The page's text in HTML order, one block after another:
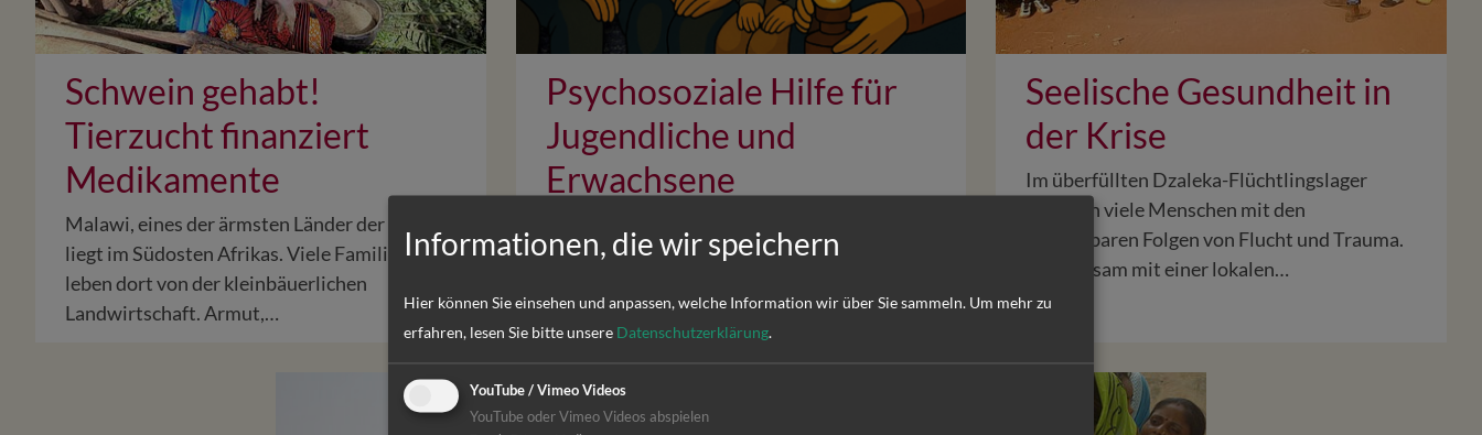
Schwein gehabt!
Tierzucht finanziert
Medikamente
Malawi, eines der ärmsten Länder der Welt,
liegt im Südosten Afrikas. Viele Familien
leben dort von der kleinbäuerlichen
Landwirtschaft. Armut,…
Psychosoziale Hilfe für
Jugendliche und
Erwachsene
hauptsächlich sprachliche und kulturelle
insbesondere Aufklärung zu…
Seelische Gesundheit in
der Krise
Im überfüllten Dzaleka-Flüchtlingslager
kämpfen viele Menschen mit den
unsichtbaren Folgen von Flucht und Trauma.
Gemeinsam mit einer lokalen…
Informationen, die wir speichern
Hier können Sie einsehen und anpassen, welche Information wir über Sie sammeln. Um mehr zu
erfahren, lesen Sie bitte unsere Datenschutzerklärung.
YouTube / Vimeo Videos
YouTube oder Vimeo Videos abspielen